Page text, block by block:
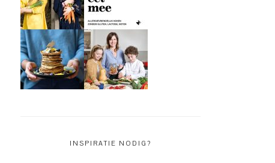
INSPIRATIE NODIG?